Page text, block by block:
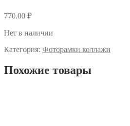
770.00 ₽
Нет в наличии
Категория: Фоторамки коллажи
Похожие товары